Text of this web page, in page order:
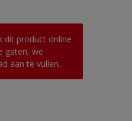
dit product online
gaten, we
aan te vullen.